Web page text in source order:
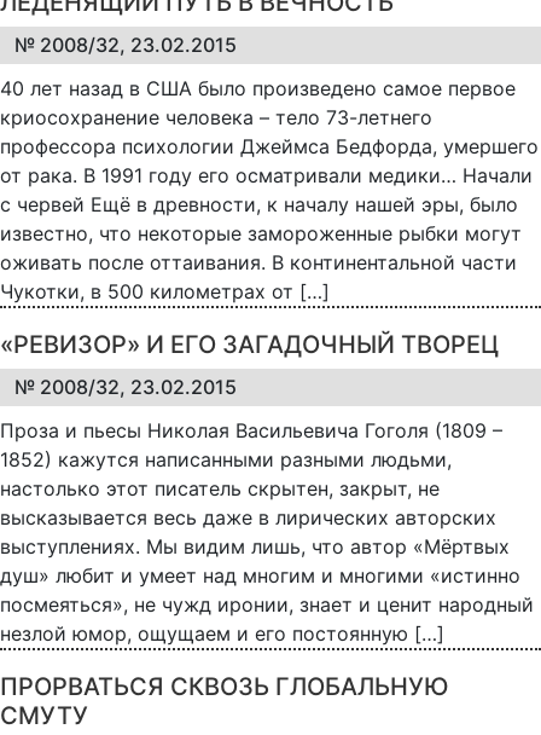
№ 2008/32, 23.02.2015
40 лет назад в США было произведено самое первое
криосохранение человека – тело 73-летнего
профессора психологии Джеймса Бедфорда, умершего
от рака. В 1991 году его осматривали медики… Начали
с червей Ещё в древности, к началу нашей эры, было
известно, что некоторые замороженные рыбки могут
оживать после оттаивания. В континентальной части
Чукотки, в 500 километрах от […]
«РЕВИЗОР» И ЕГО ЗАГАДОЧНЫЙ ТВОРЕЦ
№ 2008/32, 23.02.2015
Проза и пьесы Николая Васильевича Гоголя (1809 –
1852) кажутся написанными разными людьми,
настолько этот писатель скрытен, закрыт, не
высказывается весь даже в лирических авторских
выступлениях. Мы видим лишь, что автор «Мёртвых
душ» любит и умеет над многим и многими «истинно
посмеяться», не чужд иронии, знает и ценит народный
незлой юмор, ощущаем и его постоянную […]
ПРОРВАТЬСЯ СКВОЗЬ ГЛОБАЛЬНУЮ
СМУТУ